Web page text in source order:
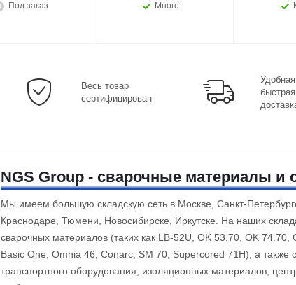
Под заказ Много
Весь товар
сертифицирован
быстрая
NGS Group - сварочные материалы и
Мы имеем большую складскую сеть в Москве, Санкт-
Краснодаре, Тюмени, Новосибирске, Иркутске. На наших
сварочных материалов (таких как LB-52U, OK 53.70, OK
Basic One, Omnia 46, Conarc, SM 70, Supercored 71H), а также
транспортного оборудования, изоляционных материалов,